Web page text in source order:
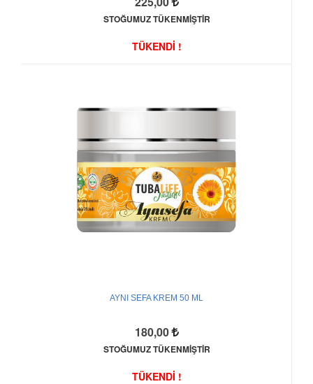
STOĞUMUZ TÜKENMİŞTİR
TÜKENDİ !
AYNI SEFA KREM 50 ML
180,00
STOĞUMUZ TÜKENMİŞTİR
TÜKENDİ !